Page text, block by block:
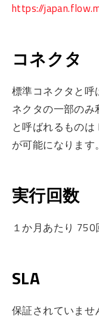
https://
コネクタ
標準コネクタと呼
ネクタの一部のみ
と呼ばれるもの
が可能になります。
実行回数
１か月あたり 750
SLA
保証されていませ